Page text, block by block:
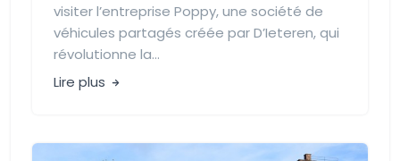
visiter l’entreprise Poppy, une société de
véhicules partagés créée par D’Ieteren, qui
révolutionne la...
Lire plus